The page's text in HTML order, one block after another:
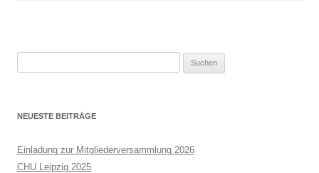
nach:
NEUESTE BEITRÄGE
Einladung zur Mitgliederversammlung 2026
CHU Leipzig 2025